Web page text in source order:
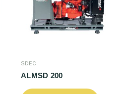
SDEC
ALMSD 200